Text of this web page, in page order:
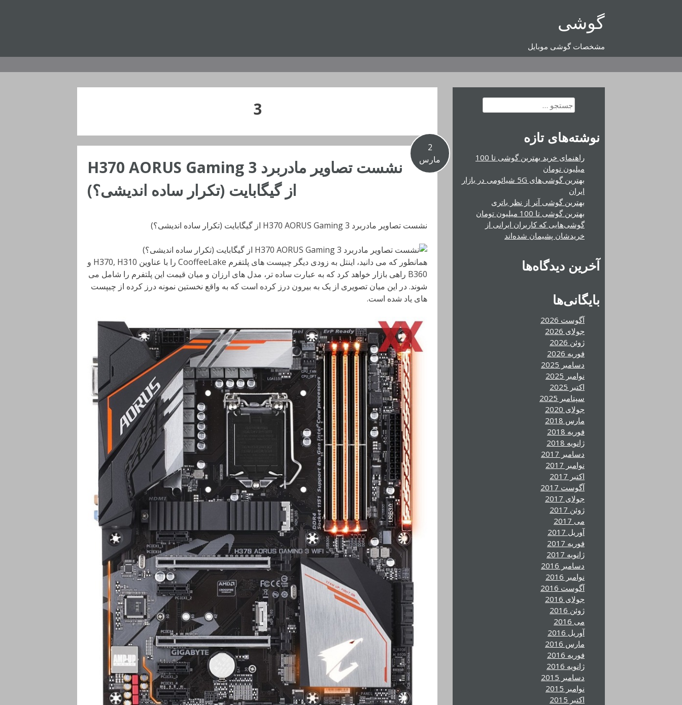
گوشی
مشخصات گوشی موبایل
3
2
مارس
نشست تصاویر مادربرد H370 AORUS Gaming 3
از گیگابایت (تکرار ساده اندیشی؟)
نشست تصاویر مادربرد H370 AORUS Gaming 3 از گیگابایت (تکرار ساده اندیشی؟)
همانطور که می دانید، اینتل به زودی دیگر چیپست های پلتفرم CooffeeLake را با عناوین H370, H310 و
B360 راهی بازار خواهد کرد که به عبارت ساده تر، مدل های ارزان و میان قیمت این پلتفرم را شامل می
شوند. در این میان تصویری از یک به بیرون درز کرده است که به واقع نخستین نمونه درز کرده از چیپست
های یاد شده است.
جستجو
برای:
نوشته‌های تازه
راهنمای خرید بهترین گوشی تا 100
میلیون تومان
بهترین گوشی‌های 5G شیائومی در بازار
ایران
بهترین گوشی آنر از نظر باتری
بهترین گوشی تا 100 میلیون تومان
گوشی‌هایی که کاربران ایرانی از
خریدشان پشیمان شده‌اند
آخرین دیدگاه‌ها
بایگانی‌ها
آگوست 2026
جولای 2026
ژوئن 2026
فوریه 2026
دسامبر 2025
نوامبر 2025
اکتبر 2025
سپتامبر 2025
جولای 2020
مارس 2018
فوریه 2018
ژانویه 2018
دسامبر 2017
نوامبر 2017
اکتبر 2017
آگوست 2017
جولای 2017
ژوئن 2017
می 2017
آوریل 2017
فوریه 2017
ژانویه 2017
دسامبر 2016
نوامبر 2016
آگوست 2016
جولای 2016
ژوئن 2016
می 2016
آوریل 2016
مارس 2016
فوریه 2016
ژانویه 2016
دسامبر 2015
نوامبر 2015
اکتبر 2015